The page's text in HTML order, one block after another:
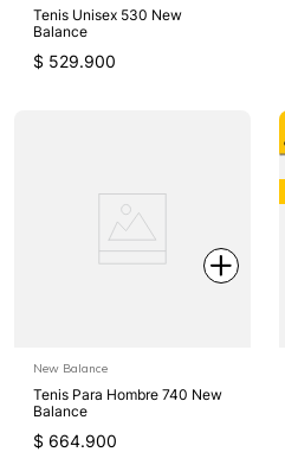
Tenis Unisex 530 New
Balance
$ 529.900
New Balance
Tenis Para Hombre 740 New
Balance
$ 664.900